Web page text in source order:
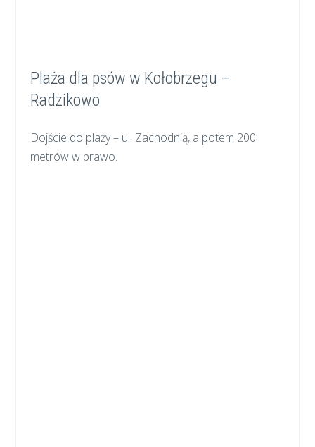
Plaża dla psów w Kołobrzegu –
Radzikowo
Dojście do plaży – ul. Zachodnią, a potem 200
metrów w prawo.